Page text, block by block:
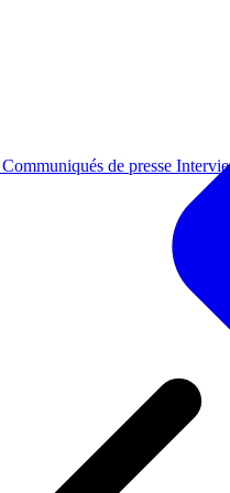
Communiqués de presse